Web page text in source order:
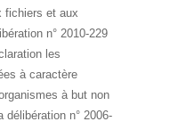
fichiers et aux
n° 2010-229
les
à caractère
à but non
délibération n° 2006-